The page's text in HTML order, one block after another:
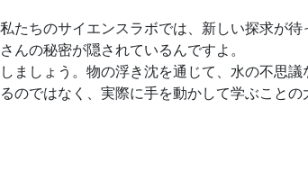
たちのサイエンスラボでは、新しい探求が
の秘密が隠されているんですよ。
ましょう。物の浮き沈を通じて、水の不思議
のではなく、実際に手を動かして学ぶことの